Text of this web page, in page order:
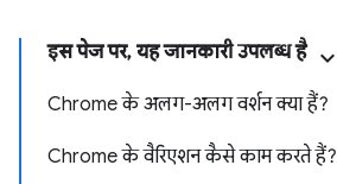
इस पेज पर, यह जानकारी उपलब्ध है
Chrome के अलग-अलग वर्शन क्या हैं?
Chrome के वैरिएशन कैसे काम करते हैं?